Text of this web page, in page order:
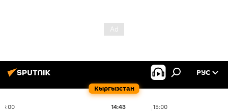
Кыргызстан
РУС
14:00 15:00
14:43